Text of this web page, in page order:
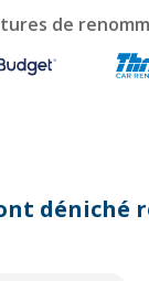
de
déniché